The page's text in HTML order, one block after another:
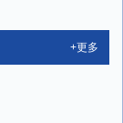
+更多